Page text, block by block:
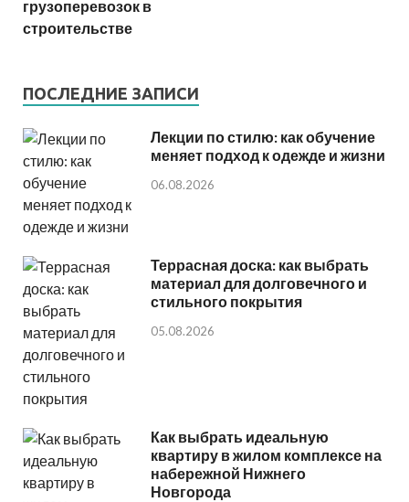
грузоперевозок в
строительстве
ПОСЛЕДНИЕ ЗАПИСИ
Лекции по стилю: как обучение
меняет подход к одежде и жизни
06.08.2026
Террасная доска: как выбрать
материал для долговечного и
стильного покрытия
05.08.2026
Как выбрать идеальную
квартиру в жилом комплексе на
набережной Нижнего
Новгорода